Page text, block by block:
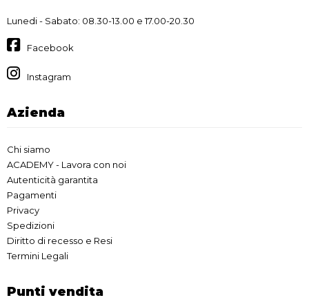
Lunedi - Sabato: 08.30-13.00 e 17.00-20.30
Facebook
Instagram
Azienda
Chi siamo
ACADEMY - Lavora con noi
Autenticità garantita
Pagamenti
Privacy
Spedizioni
Diritto di recesso e Resi
Termini Legali
Punti vendita